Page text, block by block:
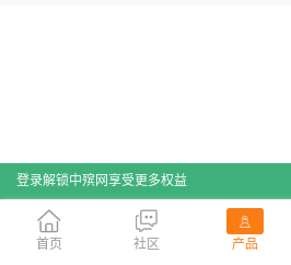
登录解锁中殡网享受更多权益
首页 社区 产品